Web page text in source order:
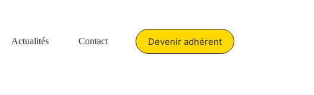
Actualités Contact Devenir adhérent